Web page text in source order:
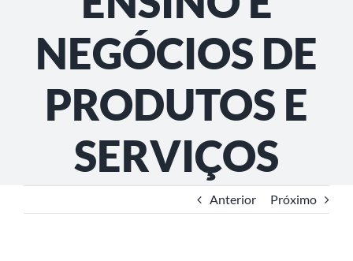
NEGÓCIOS DE
PRODUTOS E
SERVIÇOS
Anterior Próximo